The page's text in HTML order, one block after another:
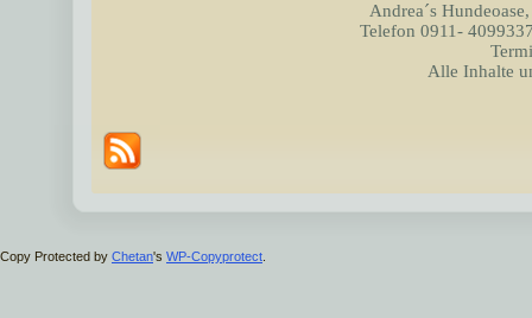
Andrea´s
Telefon 0911-
Alle Inhalte
Copy Protected by Chetan's WP-Copyprotect